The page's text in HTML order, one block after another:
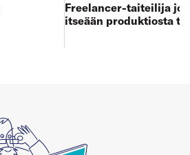
Freelancer-taiteilija
itseään produktiosta